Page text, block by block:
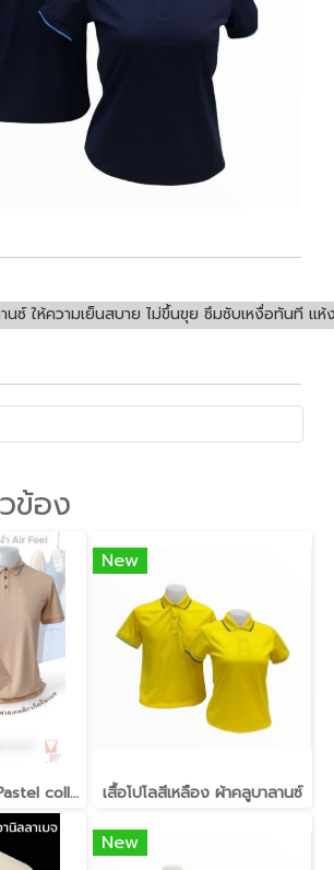
านซ์ ให้ความเย็นสบาย ไม่ขึ้นขุย ซึมซับเหงื่อทันที
ข้อง
เสื้อโปโลสีพาสเทล Pastel collar shirt polo โปโลปกเชิ้ตพาสเทล เนื้อผ้า Air Feel เนื้อผ้านุ่ม แห้งไวระบายอากาศดีเยี่ยม ไม่เหนอะหนะ ไม่มีกลิ่นอับชื้น #เสื้อโปโลสีฟ้าอมเขียว #เสื้อโปโลสีฟ้าคราม #เสื้อโปโลสีครีม #เสื้อโปโลสีเบจ #เสื้อโปโลสีกากี #เสื้อโปโลสีกาก
New
เสื้อโปโลสีเหลือง ผ้าคลูบาลานซ์
New